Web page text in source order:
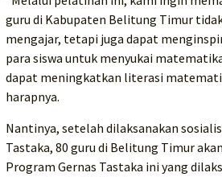
guru di Kabupaten Belitung Timur
mengajar, tetapi juga dapat
para siswa untuk menyukai
dapat meningkatkan literasi
harapnya.
Nantinya, setelah dilaksanakan
Tastaka, 80 guru di Belitung Timur
Program Gernas Tastaka ini yang